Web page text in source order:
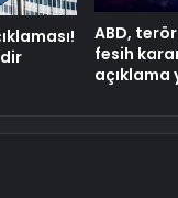
ABD, terör
fesih
açıklama